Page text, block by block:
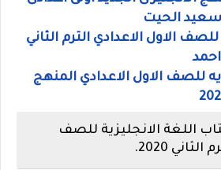
الاول الاعدادي الترم الثاني
للصف الاول الاعدادي المنهج
اللغة الانجليزية للصف
2020.